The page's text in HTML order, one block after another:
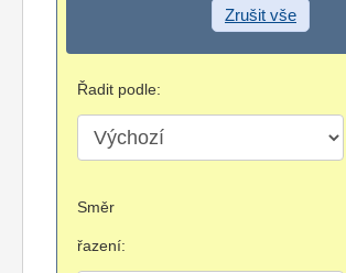
Zrušit vše
Řadit podle:
Směr
řazení: